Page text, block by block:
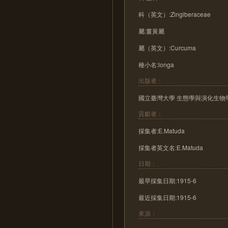
科（英文）:Zingiberaceae
屬:薑黃屬
屬（英文）:Curcuma
種小名:longa
出版者：
國立臺灣大學 生態學與演化生物
貢獻者：
採集者:E.Matuda
採集者英文名:E.Matuda
日期：
最早採集日期:1915-6
最近採集日期:1915-6
來源：